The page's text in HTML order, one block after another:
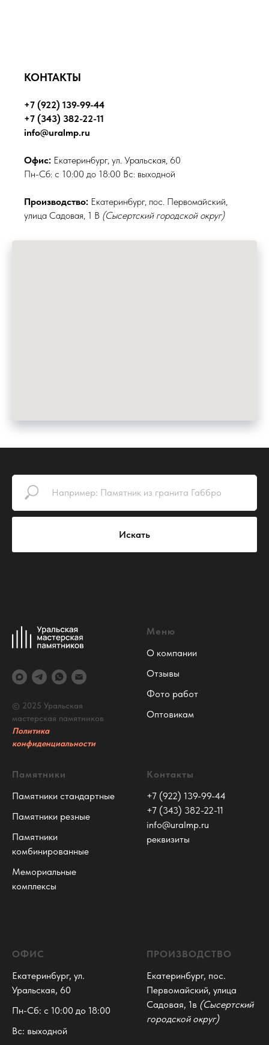
КОНТАКТЫ
+7 (922) 139-99-44
+7 (343) 382-22-11
info@uralmp.ru
Офис: Екатеринбург, ул. Уральская, 60
Пн-Сб: с 10:00 до 18:00 Вс: выходной
Производство: Екатеринбург, пос. Первомайский,
улица Садовая, 1 В (Сысертский городской округ)
Искать
© 2025 Уральская
мастерская памятников
Политика
конфиденциальности
Меню
О компании
Отзывы
Фото работ
Оптовикам
Памятники
Памятники стандартные
Памятники резные
Памятники
комбинированные
Мемориальные
комплексы
Контакты
+7 (922) 139-99-44
+7 (343) 382-22-11
info@uralmp.ru
реквизиты
ОФИС
Екатеринбург, ул.
Уральская, 60
Пн-Сб: с 10:00 до 18:00
Вс: выходной
ПРОИЗВОДСТВО
Екатеринбург, пос.
Первомайский, улица
Садовая, 1в (Сысертский
городской округ)